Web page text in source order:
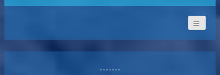
-------